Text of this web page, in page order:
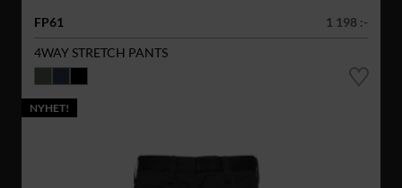
FP61
1 198 :-
4WAY STRETCH PANTS
NYHET!